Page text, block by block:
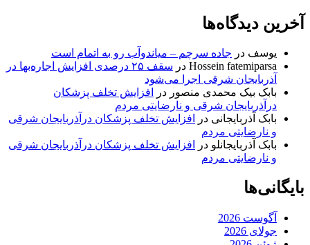
آخرین دیدگاه‌ها
یوسف در جاده سرچم – میاندوآب رو به اتمام است
Hossein fatemiparsa در
سقف ۲۵ درصدی افزایش اجاره‌بها در
آذربایجان شرقی اجرا می‌شود
بابک بیک محمدی منصور در
افزایش تخلف پزشکان
درآذربایجان شرقی و نارضایتی مردم
بابک آذربایجانی در
افزایش تخلف پزشکان درآذربایجان شرقی
و نارضایتی مردم
بابک آذربایجانلو در
افزایش تخلف پزشکان درآذربایجان شرقی
و نارضایتی مردم
بایگانی‌ها
آگوست 2026
جولای 2026